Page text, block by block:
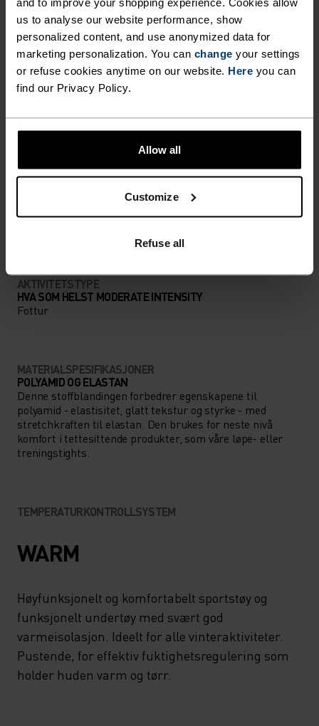
us to analyse our website performance, show
personalized content, and use anonymized data for
marketing personalization. You can change your settings
or refuse cookies anytime on our website. Here you can
find our Privacy Policy.
Allow all
Customize
Refuse all
PERFEKT I TAKT
skreddersydd for hvert steg.
AKTIVITETSTYPE
HVA SOM HELST MODERATE INTENSITY
Fottur
MATERIALSPESIFIKASJONER
POLYAMID OG ELASTAN
Denne stoffblandingen forbedrer egenskapene til
polyamid - elastisitet, glatt tekstur og styrke - med
stretchkraften til elastan. Den brukes for neste nivå
komfort i tettesittende produkter, som våre løpe- eller
treningstights.
TEMPERATURKONTROLLSYSTEM
WARM
Høyfunksjonelt og komfortabelt sportstøy og
funksjonelt undertøy med svært god
varmeisolasjon. Ideelt for alle vinteraktiviteter.
Pustende, for effektiv fuktighetsregulering som
holder huden varm og tørr.